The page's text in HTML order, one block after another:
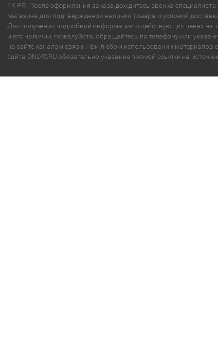
ГК РФ. После оформления заказа дождитесь звонка специалиста
магазина для подтверждения наличия товара и условий
Для получения подробной информации о действующих ценах на
и его наличии, пожалуйста, обращайтесь по телефону или
на сайте каналам связи. При любом использовании материалов с
сайта ONLYO.RU обязательно указание прямой ссылки на